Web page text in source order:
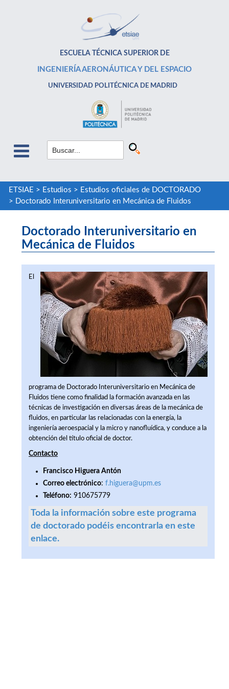
ESCUELA TÉCNICA SUPERIOR DE
INGENIERÍA AERONÁUTICA Y DEL ESPACIO
UNIVERSIDAD POLITÉCNICA DE MADRID
ETSIAE > Estudios > Estudios oficiales de DOCTORADO
> Doctorado Interuniversitario en Mecánica de Fluidos
Doctorado Interuniversitario en
Mecánica de Fluidos
El
programa de Doctorado Interuniversitario en Mecánica de
Fluidos tiene como finalidad la formación avanzada en las
técnicas de investigación en diversas áreas de la mecánica de
fluidos, en particular las relacionadas con la energía, la
ingeniería aeroespacial y la micro y nanofluídica, y conduce a la
obtención del título oficial de doctor.
Contacto
Francisco Higuera Antón
Correo electrónico: f.higuera@upm.es
Teléfono: 910675779
Toda la información sobre este programa
de doctorado podéis encontrarla en este
enlace.